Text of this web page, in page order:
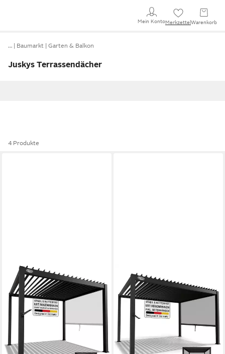
Mein KontoMerkzettel Warenkorb
… Baumarkt Garten & Balkon
Juskys Terrassendächer
4 Produkte